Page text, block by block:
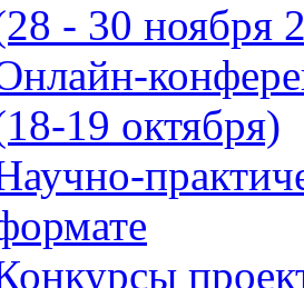
- 30 ноября
19 октября)